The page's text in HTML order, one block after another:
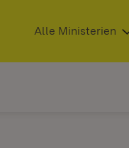
(Öffnet in neuem Fenster)
Alle Ministerien